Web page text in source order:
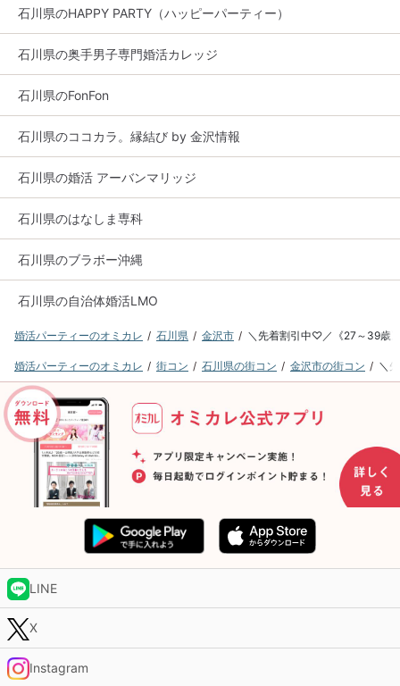
石川県のHAPPY PARTY（ハッピーパーティー）
石川県の奥手男子専門婚活カレッジ
石川県のFonFon
石川県のココカラ。縁結び by 金沢情報
石川県の婚活 アーバンマリッジ
石川県のはなしま専科
石川県のブラボー沖縄
石川県の自治体婚活LMO
婚活パーティーのオミカレ 石川県 金沢市 ＼先着割引中♡／《27～39歳
婚活パーティーのオミカレ 街コン 石川県の街コン 金沢市の街コン ＼
LINE
X
Instagram